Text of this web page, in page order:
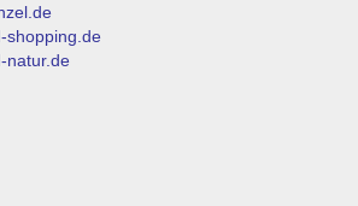
shopping.de
natur.de